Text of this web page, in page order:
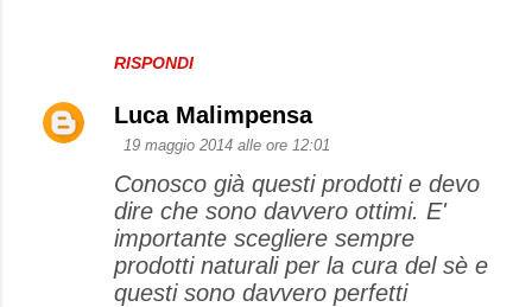
RISPONDI
Luca Malimpensa
19 maggio 2014 alle ore 12:01
Conosco già questi prodotti e devo
dire che sono davvero ottimi. E'
importante scegliere sempre
prodotti naturali per la cura del sè e
questi sono davvero perfetti